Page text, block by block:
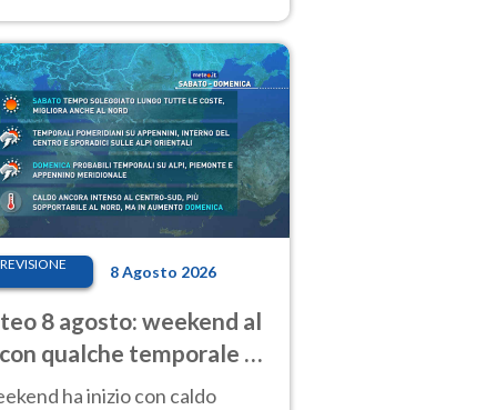
montuose
8 Agosto 2026
8 agosto: weekend al
qualche temporale e
estremo al Centro-Sud
ha inizio con caldo